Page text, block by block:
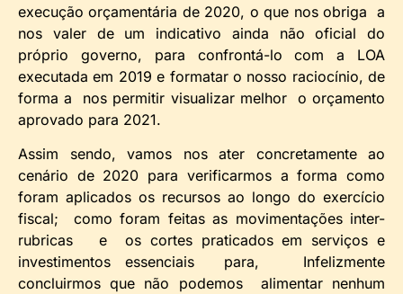
execução orçamentária de 2020, o que nos obriga a
nos valer de um indicativo ainda não oficial do
próprio governo, para confrontá-lo com a LOA
executada em 2019 e formatar o nosso raciocínio, de
forma a nos permitir visualizar melhor o orçamento
aprovado para 2021.
Assim sendo, vamos nos ater concretamente ao
cenário de 2020 para verificarmos a forma como
foram aplicados os recursos ao longo do exercício
fiscal; como foram feitas as movimentações inter-
rubricas e os cortes praticados em serviços e
investimentos essenciais para, Infelizmente
concluirmos que não podemos alimentar nenhum